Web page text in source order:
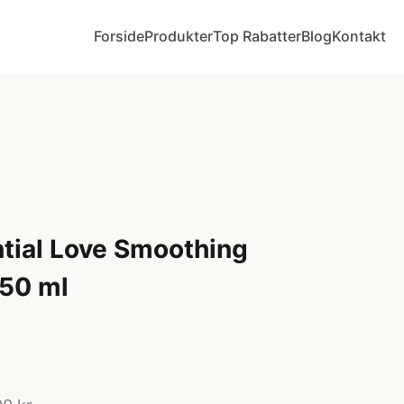
ForsideProdukterTop RabatterBlogKontakt
Love Smoothing
ml